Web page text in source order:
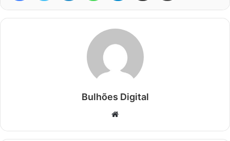
Bulhões Digital
Website